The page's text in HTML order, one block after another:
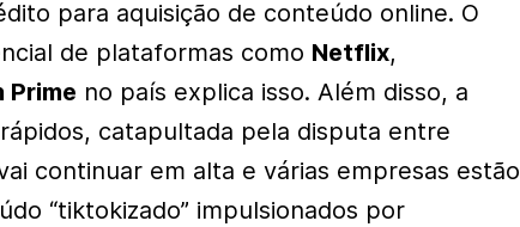
para aquisição de conteúdo online. O
de plataformas como Netflix,
Prime no país explica isso. Além disso, a
catapultada pela disputa entre
continuar em alta e várias empresas estão
“tiktokizado” impulsionados por